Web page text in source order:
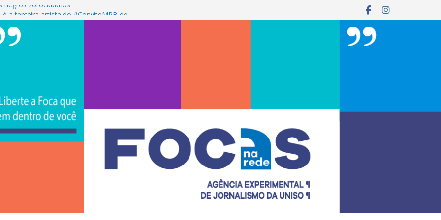
negros sorocabanos
é a terceira artista do #ConviteMPB do
Brasil 2026 promove integração, ciência e
na Uniso